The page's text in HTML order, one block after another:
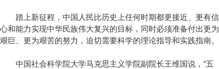
踏上新征程，中国人民比历史上任何时期都更接近、更有信
心和能力实现中华民族伟大复兴的目标，同时必须准备付出更为
艰巨、更为艰苦的努力，迫切需要科学的理论指导和实践指南。
中国社会科学院大学马克思主义学院副院长王维国说，“五